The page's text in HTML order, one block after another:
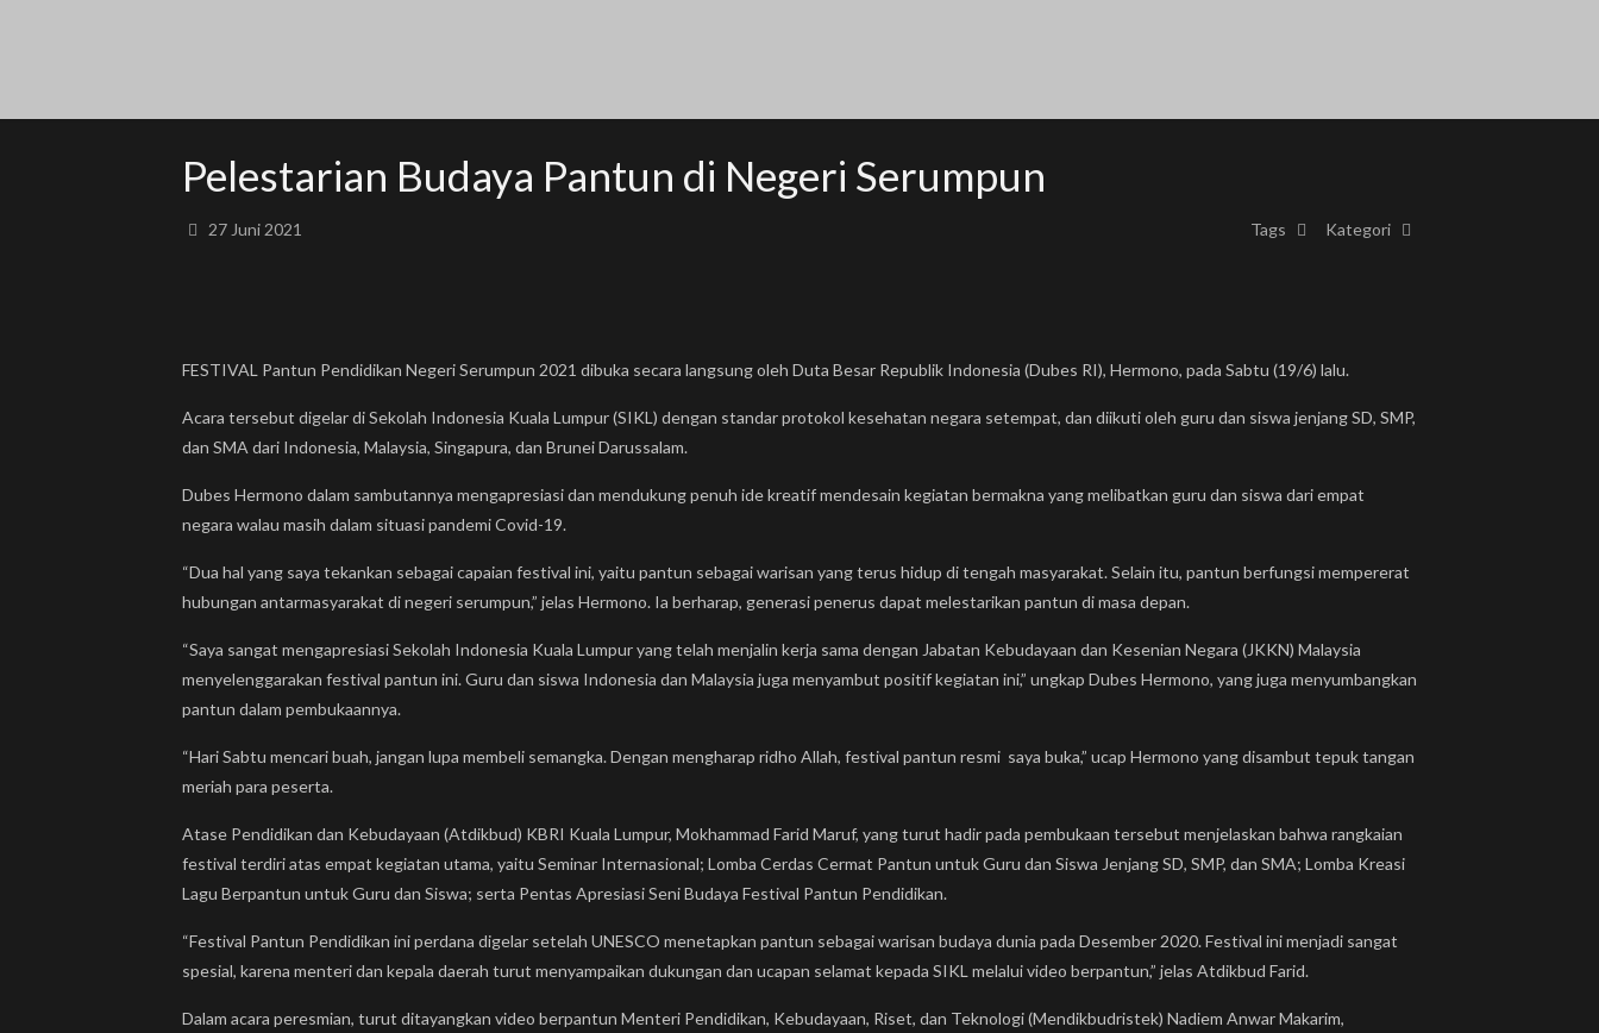
Pelestarian Budaya Pantun di Negeri Serumpun
27 Juni 2021 Kategori
Tags
FESTIVAL Pantun Pendidikan Negeri Serumpun 2021 dibuka secara langsung oleh Duta Besar Republik Indonesia (Dubes RI), Hermono, pada Sabtu (19/6) lalu.
Acara tersebut digelar di Sekolah Indonesia Kuala Lumpur (SIKL) dengan standar protokol kesehatan negara setempat, dan diikuti oleh guru dan siswa jenjang SD, SMP,
dan SMA dari Indonesia, Malaysia, Singapura, dan Brunei Darussalam.
Dubes Hermono dalam sambutannya mengapresiasi dan mendukung penuh ide kreatif mendesain kegiatan bermakna yang melibatkan guru dan siswa dari empat
negara walau masih dalam situasi pandemi Covid-19.
“Dua hal yang saya tekankan sebagai capaian festival ini, yaitu pantun sebagai warisan yang terus hidup di tengah masyarakat. Selain itu, pantun berfungsi mempererat
hubungan antarmasyarakat di negeri serumpun,” jelas Hermono. Ia berharap, generasi penerus dapat melestarikan pantun di masa depan.
“Saya sangat mengapresiasi Sekolah Indonesia Kuala Lumpur yang telah menjalin kerja sama dengan Jabatan Kebudayaan dan Kesenian Negara (JKKN) Malaysia
menyelenggarakan festival pantun ini. Guru dan siswa Indonesia dan Malaysia juga menyambut positif kegiatan ini,” ungkap Dubes Hermono, yang juga menyumbangkan
pantun dalam pembukaannya.
“Hari Sabtu mencari buah, jangan lupa membeli semangka. Dengan mengharap ridho Allah, festival pantun resmi saya buka,” ucap Hermono yang disambut tepuk tangan
meriah para peserta.
Atase Pendidikan dan Kebudayaan (Atdikbud) KBRI Kuala Lumpur, Mokhammad Farid Maruf, yang turut hadir pada pembukaan tersebut menjelaskan bahwa rangkaian
festival terdiri atas empat kegiatan utama, yaitu Seminar Internasional; Lomba Cerdas Cermat Pantun untuk Guru dan Siswa Jenjang SD, SMP, dan SMA; Lomba Kreasi
Lagu Berpantun untuk Guru dan Siswa; serta Pentas Apresiasi Seni Budaya Festival Pantun Pendidikan.
“Festival Pantun Pendidikan ini perdana digelar setelah UNESCO menetapkan pantun sebagai warisan budaya dunia pada Desember 2020. Festival ini menjadi sangat
spesial, karena menteri dan kepala daerah turut menyampaikan dukungan dan ucapan selamat kepada SIKL melalui video berpantun,” jelas Atdikbud Farid.
Dalam acara peresmian, turut ditayangkan video berpantun Menteri Pendidikan, Kebudayaan, Riset, dan Teknologi (Mendikbudristek) Nadiem Anwar Makarim,